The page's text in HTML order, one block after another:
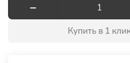
Купить в 1